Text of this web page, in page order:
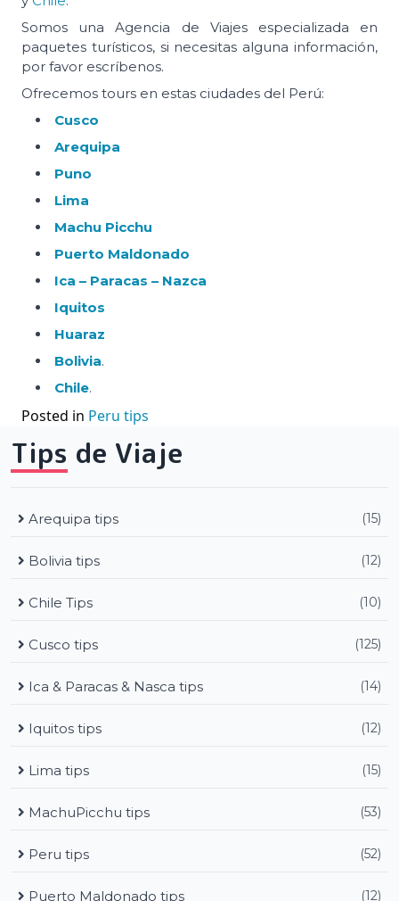
Somos una Agencia de Viajes especializada en
paquetes turísticos, si necesitas alguna información,
por favor escríbenos.
Ofrecemos tours en estas ciudades del Perú:
Cusco
Arequipa
Puno
Lima
Machu Picchu
Puerto Maldonado
Ica – Paracas – Nazca
Iquitos
Huaraz
Bolivia.
Chile.
Posted in Peru tips
Tips de Viaje
Arequipa tips (15)
Bolivia tips (12)
Chile Tips (10)
Cusco tips (125)
Ica & Paracas & Nasca tips (14)
Iquitos tips (12)
Lima tips (15)
MachuPicchu tips (53)
Peru tips (52)
Puerto Maldonado tips (12)